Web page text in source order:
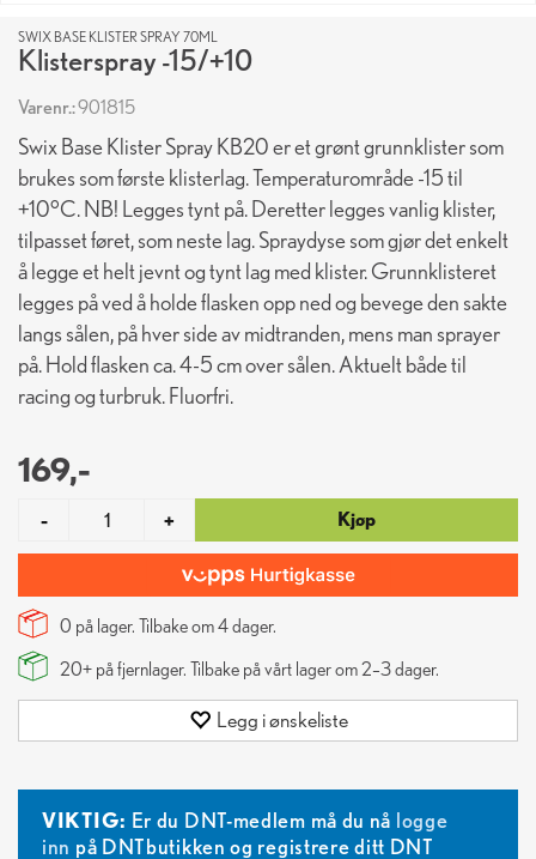
SWIX BASE KLISTER SPRAY 70ML
Klisterspray -15/+10
Varenr.:901815
Swix Base Klister Spray KB20 er et grønt grunnklister som
brukes som første klisterlag. Temperaturområde -15 til
+10°C. NB! Legges tynt på. Deretter legges vanlig klister,
tilpasset føret, som neste lag. Spraydyse som gjør det enkelt
å legge et helt jevnt og tynt lag med klister. Grunnklisteret
legges på ved å holde flasken opp ned og bevege den sakte
langs sålen, på hver side av midtranden, mens man sprayer
på. Hold flasken ca. 4-5 cm over sålen. Aktuelt både til
racing og turbruk. Fluorfri.
169,-
- + Kjøp
0 på lager. Tilbake om4dager.
20+ på fjernlager. Tilbake på vårt lager om 2–3 dager.
Legg i ønskeliste
VIKTIG: Er du DNT-medlem må du nå logge
inn på DNTbutikken og registrere ditt DNT